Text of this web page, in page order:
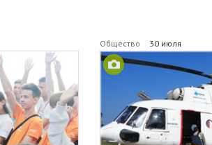
Общество 30 июля